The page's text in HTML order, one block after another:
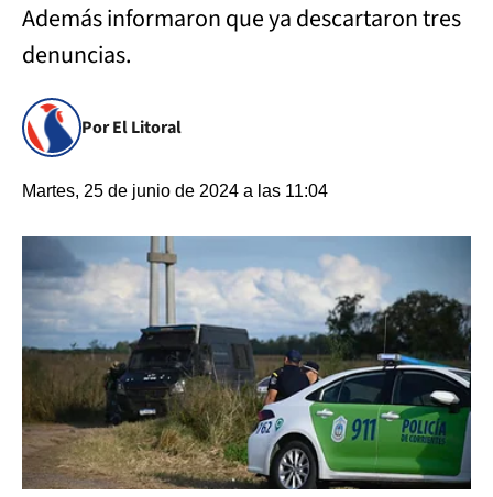
Además informaron que ya descartaron tres
denuncias.
Por El Litoral
Martes, 25 de junio de 2024 a las 11:04